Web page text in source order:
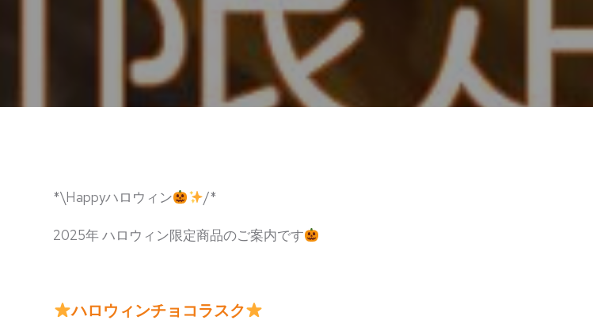
*⁠\Happyハロウィン /⁠*
2025年 ハロウィン限定商品のご案内です
ハロウィンチョコラスク